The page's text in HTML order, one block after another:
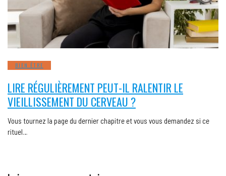
BIEN ÊTRE
LIRE RÉGULIÈREMENT PEUT-IL RALENTIR LE
VIEILLISSEMENT DU CERVEAU ?
Vous tournez la page du dernier chapitre et vous vous demandez si ce
rituel…